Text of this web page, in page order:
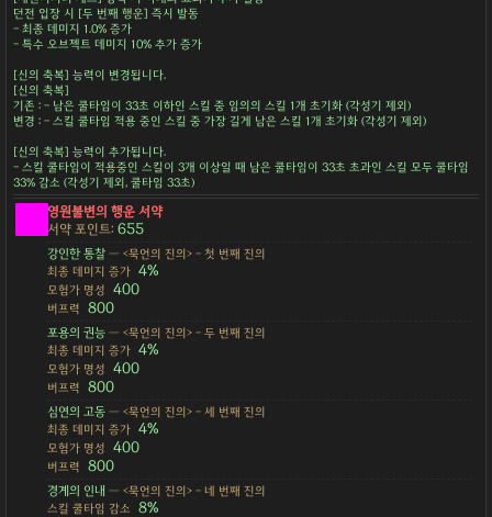
던전 입장 시 [두 번째 행운] 즉시 발동
- 최종 데미지 1.0% 증가
- 특수 오브젝트 데미지 10% 추가 증가
[신의 축복] 능력이 변경됩니다.
[신의 축복]
기존 : - 남은 쿨타임이 33초 이하인 스킬 중 임의의 스킬 1개 초기화 (각성기 제외)
변경 : - 스킬 쿨타임 적용 중인 스킬 중 가장 길게 남은 스킬 1개 초기화 (각성기 제외)
[신의 축복] 능력이 추가됩니다.
- 스킬 쿨타임이 적용중인 스킬이 3개 이상일 때 남은 쿨타임이 33초 초과인 스킬 모두 쿨타임
33% 감소 (각성기 제외, 쿨타임 33초)
영원불변의 행운 서약
서약 포인트:655
강인한 통찰— <묵언의 진의> - 첫 번째 진의
최종 데미지 증가 4%
모험가 명성 400
버프력 800
포용의 권능— <묵언의 진의> - 두 번째 진의
최종 데미지 증가 4%
모험가 명성 400
버프력 800
심연의 고동— <묵언의 진의> - 세 번째 진의
최종 데미지 증가 4%
모험가 명성 400
버프력 800
경계의 인내— <묵언의 진의> - 네 번째 진의
스킬 쿨타임 감소
8%